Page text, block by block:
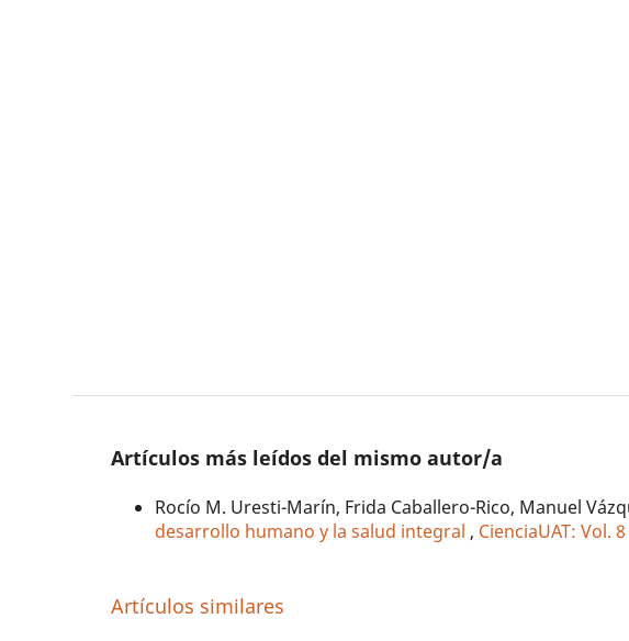
Artículos más leídos del mismo autor/a
Rocío M. Uresti-Marín, Frida Caballero-Rico, Manuel
desarrollo humano y la salud integral , CienciaUAT: Vol.
Artículos similares